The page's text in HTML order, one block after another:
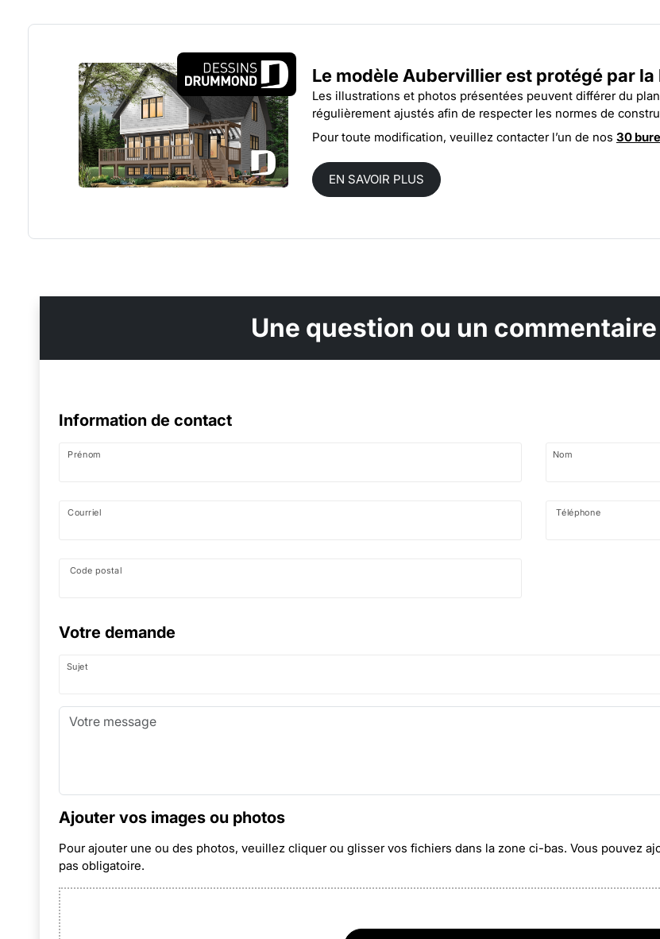
Le modèle Aubervillier est protégé par la
Les illustrations et photos présentées peuvent différer du
régulièrement ajustés afin de respecter les normes de
Pour toute modification, veuillez contacter l’un de nos 30
EN SAVOIR PLUS
Une question ou un
Information de contact
Prénom Nom
Courriel Téléphone
Code postal
Votre demande
Sujet
Ajouter vos images ou photos
Pour ajouter une ou des photos, veuillez cliquer ou glisser vos fichiers dans la zone ci-bas. Vous pouvez
pas obligatoire.